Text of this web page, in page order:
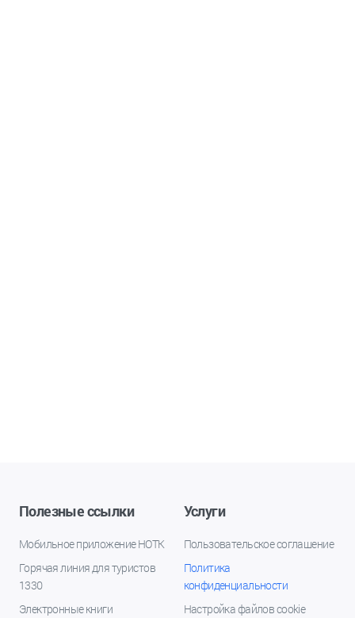
Полезные ссылки
Мобильное приложение НОТК
Горячая линия для туристов
1330
Электронные книги
Услуги
Пользовательское соглашение
Политика
конфиденциальности
Настройка файлов cookie